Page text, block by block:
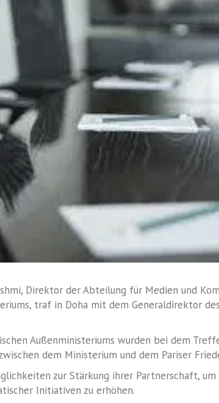
Direktor der Abteilung für Medien und
traf in Doha mit dem Generaldirektor
Außenministeriums wurden bei dem
dem Ministerium und dem Pariser
zur Stärkung ihrer Partnerschaft,
Initiativen zu erhöhen.